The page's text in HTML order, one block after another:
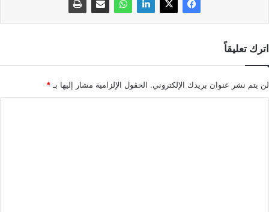
اترك تعليقاً
لن يتم نشر عنوان بريدك الإلكتروني. الحقول الإلزامية مشار إليها بـ *